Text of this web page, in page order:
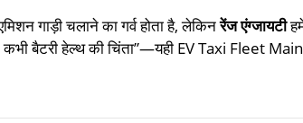
गाड़ी चलाने का गर्व होता है, लेकिनरेंज एंग्जायटी
कभी बैटरी हेल्थ की चिंता”—यही EV Taxi Fleet